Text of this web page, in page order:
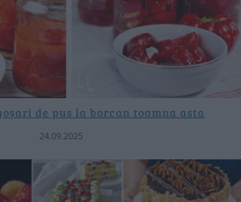
de pus la borcan toamna asta
24.09.2025